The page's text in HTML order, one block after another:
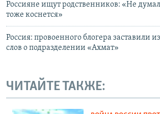
Россияне ищут родственников: «Не
тоже коснется»
Россия: провоенного блогера заставили
слов о подразделении «Ахмат»
ЧИТАЙТЕ ТАКЖЕ: